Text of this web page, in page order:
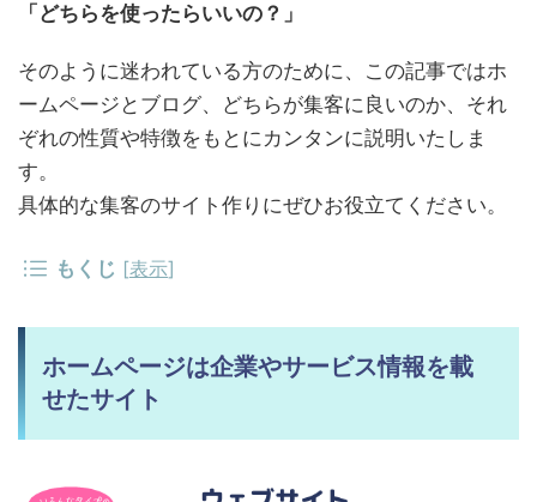
「どちらを使ったらいいの？」
そのように迷われている方のために、この記事ではホ
ームページとブログ、どちらが集客に良いのか、それ
ぞれの性質や特徴をもとにカンタンに説明いたしま
す。
具体的な集客のサイト作りにぜひお役立てください。
もくじ [表示]
ホームページは企業やサービス情報を載
せたサイト